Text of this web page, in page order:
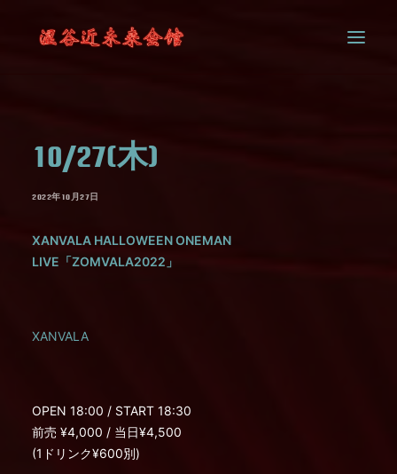
CONTACT10/27(木)
2022年10月27日
XANVALA HALLOWEEN ONEMAN
LIVE「ZOMVALA2022」
XANVALA
OPEN 18:00 / START 18:30
前売 ¥4,000 / 当日¥4,500
(1ドリンク¥600別)